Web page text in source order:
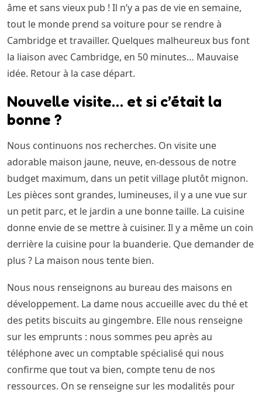
âme et sans vieux pub ! Il n’y a pas de vie en semaine,
tout le monde prend sa voiture pour se rendre à
Cambridge et travailler. Quelques malheureux bus font
la liaison avec Cambridge, en 50 minutes… Mauvaise
idée. Retour à la case départ.
Nouvelle visite… et si c’était la
bonne ?
Nous continuons nos recherches. On visite une
adorable maison jaune, neuve, en-dessous de notre
budget maximum, dans un petit village plutôt mignon.
Les pièces sont grandes, lumineuses, il y a une vue sur
un petit parc, et le jardin a une bonne taille. La cuisine
donne envie de se mettre à cuisiner. Il y a même un coin
derrière la cuisine pour la buanderie. Que demander de
plus ? La maison nous tente bien.
Nous nous renseignons au bureau des maisons en
développement. La dame nous accueille avec du thé et
des petits biscuits au gingembre. Elle nous renseigne
sur les emprunts : nous sommes peu après au
téléphone avec un comptable spécialisé qui nous
confirme que tout va bien, compte tenu de nos
ressources. On se renseigne sur les modalités pour